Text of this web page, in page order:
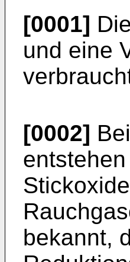
[0001]
und eine
[0002]
bekannt,